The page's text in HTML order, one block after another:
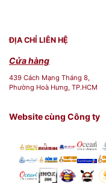
Nghiệp[/caption]
width="600"]
ĐỊA CHỈ LIÊN HỆ
Cửa hàng
439 Cách Mạng Tháng 8,
Phường Hoà Hưng, TP.HCM
Website cùng Công ty